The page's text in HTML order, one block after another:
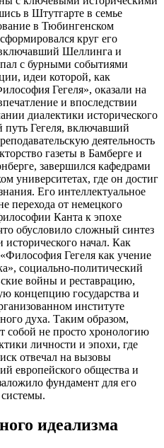
в Штутгарте в семье
в Тюбингенском
круг его
Шеллинга и
с бурными событиями
идеи которой, как
Гегеля», оказали на
и впоследствии
диалектики исторического
путь Гегеля, включавший
деятельность
газеты в Бамберге и
завершился кафедрами
университетах, где он достиг
Его интеллектуальное
перехода от немецкого
Канта к эпохе
обусловило сложный синтез
исторического начал. Как
Гегеля как учение
социально-политический
войны и реставрацию,
концепцию государства и
институте
духа. Таким образом,
собой не просто хронологию
личности и эпохи, где
отвечал на вызовы
европейского общества и
фундамент для его
идеализма